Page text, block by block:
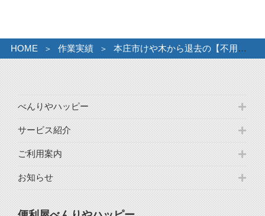
HOME 作業実績 本庄市けや木から退去の【不用品】ご相談。
べんりやハッピー
サービス紹介
ご利用案内
お知らせ